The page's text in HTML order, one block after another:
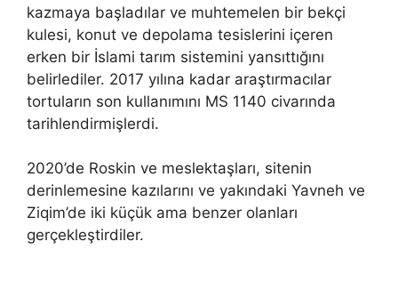
kazmaya başladılar ve muhtemelen bir bekçi
kulesi, konut ve depolama tesislerini içeren
erken bir İslami tarım sistemini yansıttığını
belirlediler. 2017 yılına kadar araştırmacılar
tortuların son kullanımını MS 1140 civarında
tarihlendirmişlerdi.
2020’de Roskin ve meslektaşları, sitenin
derinlemesine kazılarını ve yakındaki Yavneh ve
Ziqim’de iki küçük ama benzer olanları
gerçekleştirdiler.